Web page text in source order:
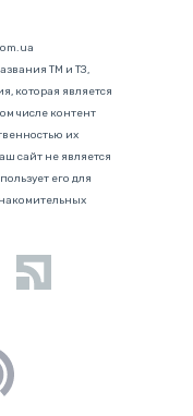
ТМ и ТЗ,
которая является
числе контент
их
сайт не является
его для